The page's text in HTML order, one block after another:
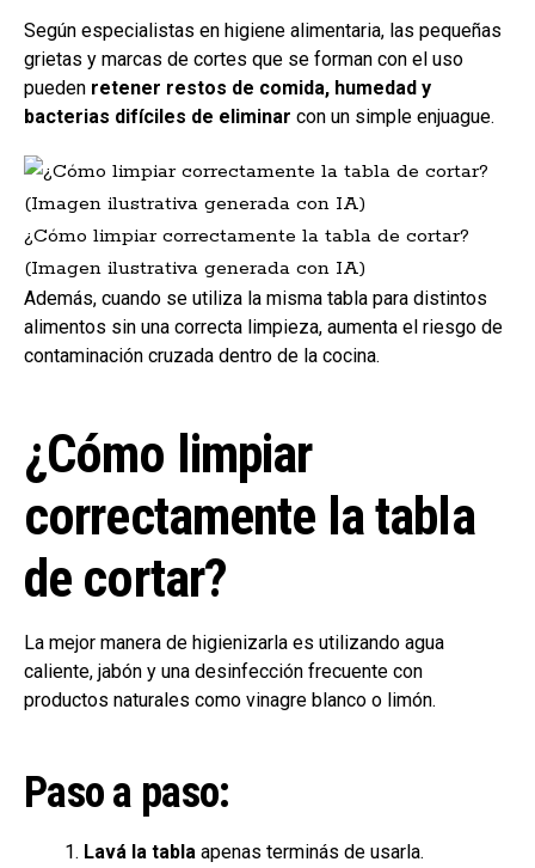
Según especialistas en higiene alimentaria, las pequeñas
grietas y marcas de cortes que se forman con el uso
pueden retener restos de comida, humedad y
bacterias difíciles de eliminar con un simple enjuague.
¿Cómo limpiar correctamente la tabla de cortar?
(Imagen ilustrativa generada con IA)
Además, cuando se utiliza la misma tabla para distintos
alimentos sin una correcta limpieza, aumenta el riesgo de
contaminación cruzada dentro de la cocina.
¿Cómo limpiar
correctamente la tabla
de cortar?
La mejor manera de higienizarla es utilizando agua
caliente, jabón y una desinfección frecuente con
productos naturales como vinagre blanco o limón.
Paso a paso:
Lavá la tabla apenas terminás de usarla.